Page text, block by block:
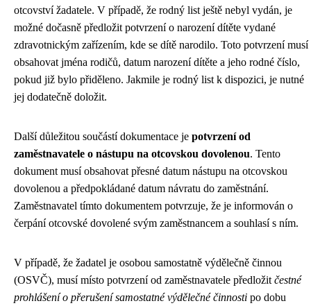
otcovství žadatele. V případě, že rodný list ještě nebyl vydán, je
možné dočasně předložit potvrzení o narození dítěte vydané
zdravotnickým zařízením, kde se dítě narodilo. Toto potvrzení musí
obsahovat jména rodičů, datum narození dítěte a jeho rodné číslo,
pokud již bylo přiděleno. Jakmile je rodný list k dispozici, je nutné
jej dodatečně doložit.
Další důležitou součástí dokumentace je potvrzení od
zaměstnavatele o nástupu na otcovskou dovolenou. Tento
dokument musí obsahovat přesné datum nástupu na otcovskou
dovolenou a předpokládané datum návratu do zaměstnání.
Zaměstnavatel tímto dokumentem potvrzuje, že je informován o
čerpání otcovské dovolené svým zaměstnancem a souhlasí s ním.
V případě, že žadatel je osobou samostatně výdělečně činnou
(OSVČ), musí místo potvrzení od zaměstnavatele předložit čestné
prohlášení o přerušení samostatné výdělečné činnosti po dobu